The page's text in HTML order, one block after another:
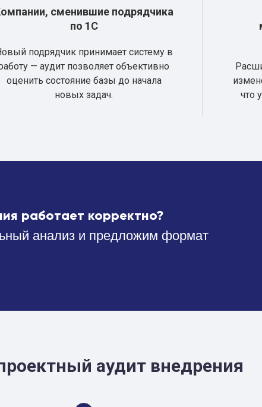
сменившие подрядчика
по 1С
подрядчик принимает систему в
— аудит позволяет объективно
оценить состояние базы до начала
новых задач.
что
работает корректно?
анализ и предложим формат
аудит внедрения